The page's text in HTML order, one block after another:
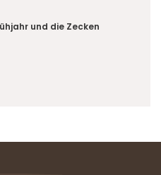
und die Zecken